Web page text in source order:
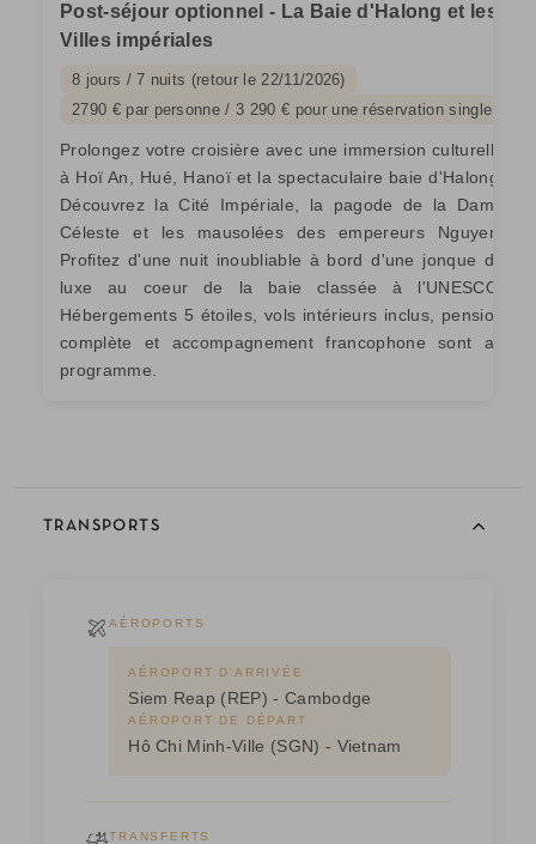
Post-séjour optionnel - La Baie d'Halong et les
Villes impériales
8 jours / 7 nuits (retour le 22/11/2026)
2790 € par personne / 3 290 € pour une réservation single
Prolongez votre croisière avec une immersion culturelle
à Hoï An, Hué, Hanoï et la spectaculaire baie d'Halong.
Découvrez la Cité Impériale, la pagode de la Dame
Céleste et les mausolées des empereurs Nguyen.
Profitez d'une nuit inoubliable à bord d'une jonque de
luxe au coeur de la baie classée à l'UNESCO.
Hébergements 5 étoiles, vols intérieurs inclus, pension
complète et accompagnement francophone sont au
programme.
TRANSPORTS
AÉROPORTS
AÉROPORT D'ARRIVÉE
Siem Reap (REP) - Cambodge
AÉROPORT DE DÉPART
Hô Chi Minh-Ville (SGN) - Vietnam
TRANSFERTS